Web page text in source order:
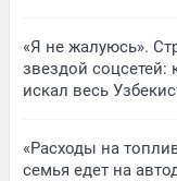
«Я не жалуюсь».
звездой соцсетей:
искал весь
«Расходы на
семья едет на